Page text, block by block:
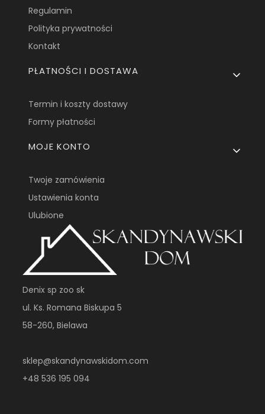
Regulamin
Polityka prywatności
Kontakt
PŁATNOŚCI I DOSTAWA
Termin i koszty dostawy
Formy płatności
MOJE KONTO
Twoje zamówienia
Ustawienia konta
Ulubione
Denix sp zoo sk
ul. Ks. Romana Biskupa 5
58-260, Bielawa
sklep@skandynawskidom.com
+48 536 195 094